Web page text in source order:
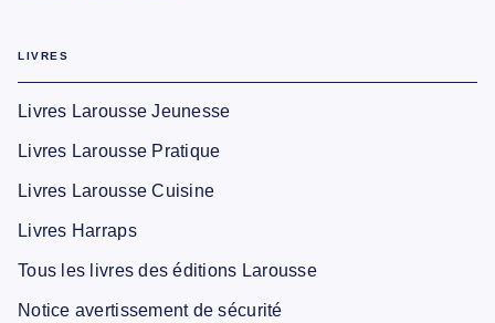
LIVRES
Livres Larousse Jeunesse
Livres Larousse Pratique
Livres Larousse Cuisine
Livres Harraps
Tous les livres des éditions Larousse
Notice avertissement de sécurité